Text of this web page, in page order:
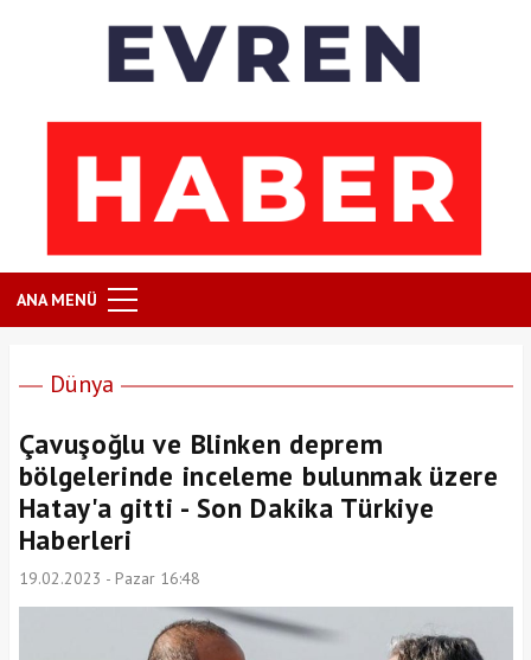
ANA MENÜ
Dünya
Çavuşoğlu ve Blinken deprem
bölgelerinde inceleme bulunmak üzere
Hatay'a gitti - Son Dakika Türkiye
Haberleri
19.02.2023 - Pazar 16:48